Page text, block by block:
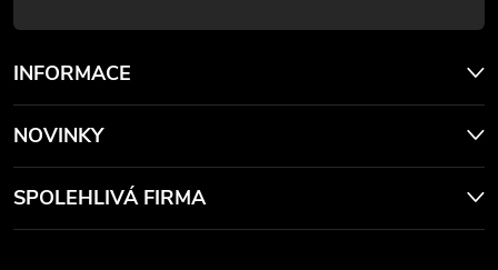
INFORMACE
NOVINKY
SPOLEHLIVÁ FIRMA